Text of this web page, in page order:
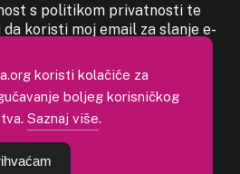
s politikom privatnosti te
koristi moj email za slanje e-
koristi kolačiće za
boljeg korisničkog
Saznaj više.